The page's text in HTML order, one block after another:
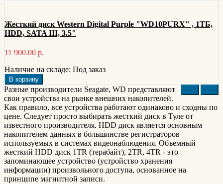
Жесткий диск Western Digital Purple "WD10PURX" , 1ТБ,
HDD, SATA III, 3.5"
11 900.00 р.
Наличие на складе: Под заказ
В корзину
Разные производители Seagate, WD представляют
свои устройства на рынке внешних накопителей.
Как правило, все устройства работают одинаково и сходны по
цене. Следует просто выбирать жесткий диск в Туле от
известного производителя. HDD диск является основным
накопителем данных в большинстве регистраторов
используемых в системах видеонаблюдения. Объемный
жесткий HDD диск 1TR (терабайт), 2TR, 4TR - это
запоминающее устройство (устройство хранения
информации) произвольного доступа, основанное на
принципе магнитной записи.